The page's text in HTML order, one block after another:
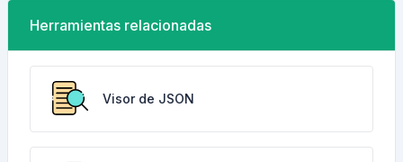
Herramientas relacionadas
Visor de JSON